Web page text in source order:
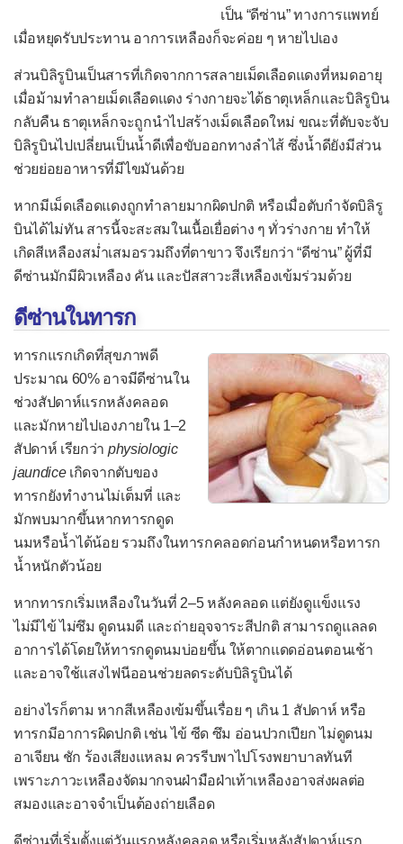
ท้องโต
ท้องเสีย
ถ่ายเป็นเลือด
ท้องอืดท้องเฟ้อ
ปวดข้อ
ปวดข้อไหล่
ปวดข้อศอก
ปวดข้อมือและมือ
ปวดข้อสะโพก
ปวดข้อเข่า
ปวดข้อเท้าและเท้า
ปวดคอ
ปวดท้องเฉียบพลัน
ปวดท้องเรื้อรัง
ปวดท้องในเด็ก
ปวดที่ใบหน้า
ปวดศีรษะ
ปวดหลัง
เป็นลม
ผมร่วง
เวียนศีรษะ
เสียงแหบ
เป็น “ดีซ่าน” ทางการแพทย์
เมื่อหยุดรับประทาน อาการเหลืองก็จะค่อย ๆ หายไปเอง
ส่วนบิลิรูบินเป็นสารที่เกิดจากการสลายเม็ดเลือดแดงที่หมดอายุ
เมื่อม้ามทำลายเม็ดเลือดแดง ร่างกายจะได้ธาตุเหล็กและบิลิรูบิน
กลับคืน ธาตุเหล็กจะถูกนำไปสร้างเม็ดเลือดใหม่ ขณะที่ตับจะจับ
บิลิรูบินไปเปลี่ยนเป็นน้ำดีเพื่อขับออกทางลำไส้ ซึ่งน้ำดียังมีส่วน
ช่วยย่อยอาหารที่มีไขมันด้วย
หากมีเม็ดเลือดแดงถูกทำลายมากผิดปกติ หรือเมื่อตับกำจัดบิลิรู
บินได้ไม่ทัน สารนี้จะสะสมในเนื้อเยื่อต่าง ๆ ทั่วร่างกาย ทำให้
เกิดสีเหลืองสม่ำเสมอรวมถึงที่ตาขาว จึงเรียกว่า “ดีซ่าน” ผู้ที่มี
ดีซ่านมักมีผิวเหลือง คัน และปัสสาวะสีเหลืองเข้มร่วมด้วย
ดีซ่านในทารก
ทารกแรกเกิดที่สุขภาพดี
ประมาณ 60% อาจมีดีซ่านใน
ช่วงสัปดาห์แรกหลังคลอด
และมักหายไปเองภายใน 1–2
สัปดาห์ เรียกว่า physiologic
jaundiceเกิดจากตับของ
ทารกยังทำงานไม่เต็มที่ และ
มักพบมากขึ้นหากทารกดูด
นมหรือน้ำได้น้อย รวมถึงในทารกคลอดก่อนกำหนดหรือทารก
น้ำหนักตัวน้อย
หากทารกเริ่มเหลืองในวันที่ 2–5 หลังคลอด แต่ยังดูแข็งแรง
ไม่มีไข้ ไม่ซึม ดูดนมดี และถ่ายอุจจาระสีปกติ สามารถดูแลลด
อาการได้โดยให้ทารกดูดนมบ่อยขึ้น ให้ตากแดดอ่อนตอนเช้า
และอาจใช้แสงไฟนีออนช่วยลดระดับบิลิรูบินได้
อย่างไรก็ตาม หากสีเหลืองเข้มขึ้นเรื่อย ๆ เกิน 1 สัปดาห์ หรือ
ทารกมีอาการผิดปกติ เช่น ไข้ ซีด ซึม อ่อนปวกเปียก ไม่ดูดนม
อาเจียน ชัก ร้องเสียงแหลม ควรรีบพาไปโรงพยาบาลทันที
เพราะภาวะเหลืองจัดมากจนฝ่ามือฝ่าเท้าเหลืองอาจส่งผลต่อ
สมองและอาจจำเป็นต้องถ่ายเลือด
ดีซ่านที่เริ่มตั้งแต่วันแรกหลังคลอด หรือเริ่มหลังสัปดาห์แรก